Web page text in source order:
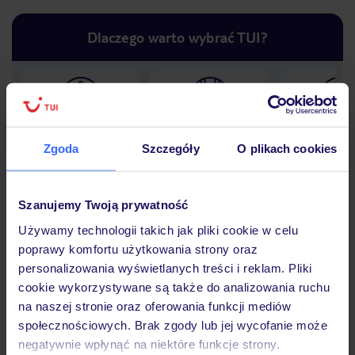
Zgoda Szczegóły O plikach cookies
Szanujemy Twoją prywatność
Używamy technologii takich jak pliki cookie w celu
poprawy komfortu użytkowania strony oraz
personalizowania wyświetlanych treści i reklam. Pliki
cookie wykorzystywane są także do analizowania ruchu
na naszej stronie oraz oferowania funkcji mediów
społecznościowych. Brak zgody lub jej wycofanie może
negatywnie wpłynąć na niektóre funkcje strony.
Dlaczego warto wybrać TUI?
Hotel
Opinie